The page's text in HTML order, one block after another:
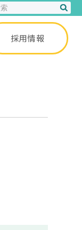
採用情報